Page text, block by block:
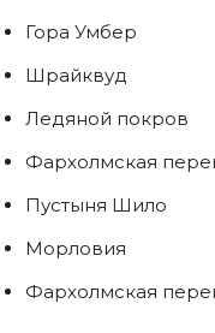
Гора Умбер
Шрайквуд
Ледяной покров
Фархолмская
Пустыня Шило
Морловия
Фархолмская